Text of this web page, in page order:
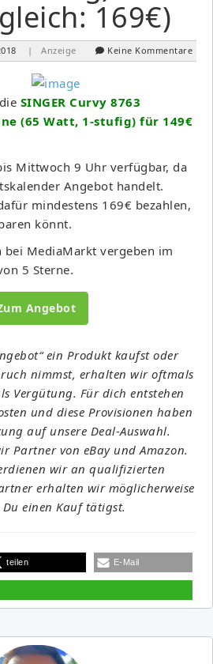
169€)
| Anzeige Keine Kommentare
SINGER Curvy 8763
(65 Watt, 1-stufig) für 149€
Mittwoch 9 Uhr verfügbar, da
Angebot handelt.
mindestens 169€ bezahlen,
könnt.
bei MediaMarkt vergeben im
5 Sterne.
Angebot
ein Produkt kaufst oder
nimmst, erhalten wir oftmals
Vergütung. Für dich entstehen
und diese Provisionen haben
auf unsere Deal-Auswahl.
Partner von eBay und Amazon.
wir an qualifizierten
erhalten wir möglicherweise
einen Kauf tätigst.
teilen E-Mail